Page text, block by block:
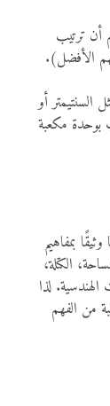
أن ترتيب
الأفضل).
أو
بوحدة مكعبة
بمفاهيم
الكتلة،
الهندسية. لذا
من الفهم